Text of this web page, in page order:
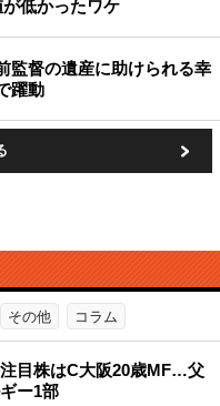
低かったワケ
監督の遺産に助けられる幸
躍動
その他 コラム
目株はC大阪20歳MF…父
ー1部